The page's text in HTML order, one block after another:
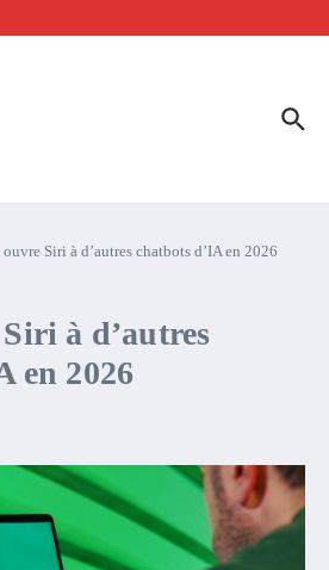
simplifie la data de caisse pour la transformer en
Siri à d’autres chatbots d’IA en 2026
à d’autres
en 2026